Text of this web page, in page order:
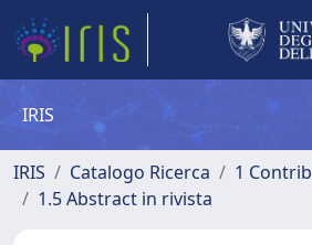
IRIS
IRIS Catalogo Ricerca
1
1.5 Abstract in rivista